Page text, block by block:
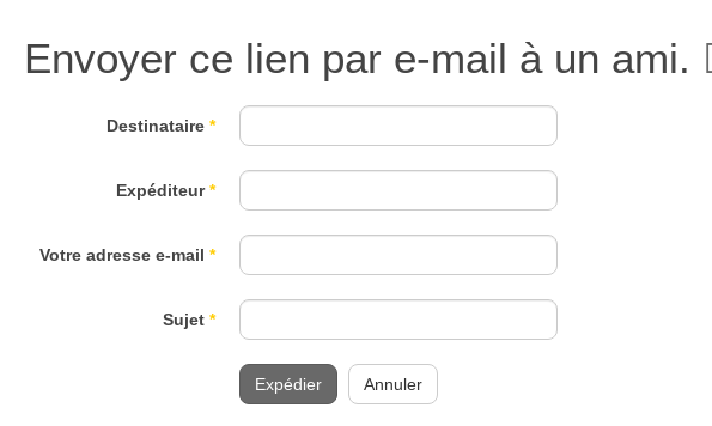
Envoyer ce lien par e-mail à un ami.
Destinataire *
Expéditeur*
Votre adresse e-mail *
Sujet *
Expédier Annuler